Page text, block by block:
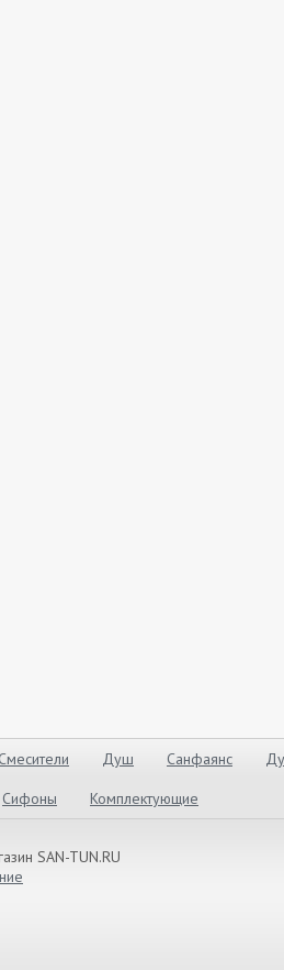
Душ Санфаянс
Сифоны Комплектующие
SAN-TUN.RU